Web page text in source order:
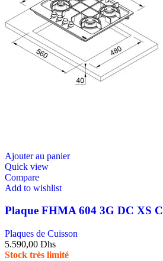
Ajouter au panier
Quick view
Compare
Add to wishlist
Plaque FHMA 604 3G DC XS C
Plaques de Cuisson
5.590,00 Dhs
Stock très limité